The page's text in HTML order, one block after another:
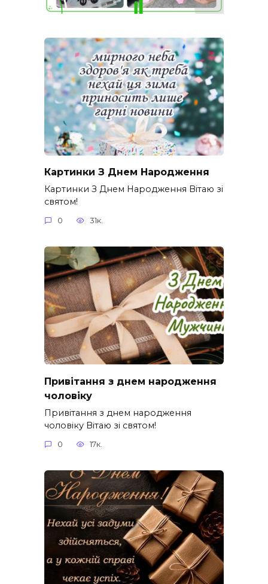
Картинки З Днем Народження
Картинки З Днем Народження Вітаю зі
святом!
0 31к.
Привітання з днем народження
чоловіку
Привітання з днем народження
чоловіку Вітаю зі святом!
0 17к.